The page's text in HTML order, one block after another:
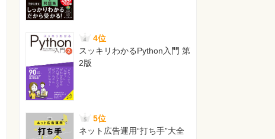
4位
スッキリわかるPython入門 第
2版
5位
ネット広告運用“打ち手”大全